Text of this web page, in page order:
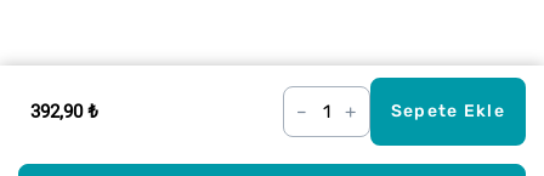
392,90 ₺ – + Sepete Ekle